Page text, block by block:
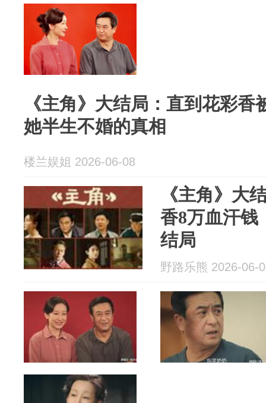
《主角》大结局：直到花彩
她半生不婚的真相
楼兰娱姐 2026-06-08
《主角》大
香8万血汗钱
结局
野路乐熊 2026-06-